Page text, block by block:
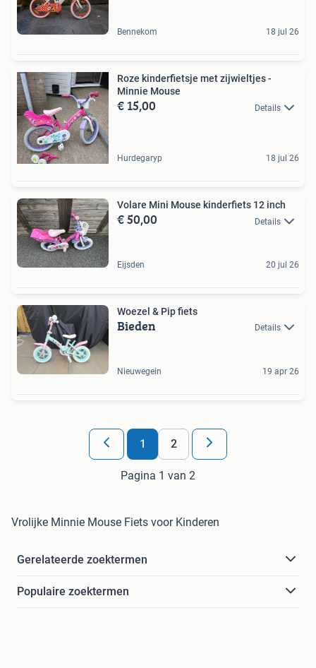
Bennekom 18 jul 26
Roze kinderfietsje met zijwieltjes -
Minnie Mouse
€ 15,00 Details
Hurdegaryp 18 jul 26
Volare Mini Mouse kinderfiets 12 inch
€ 50,00 Details
Eijsden 20 jul 26
Woezel & Pip fiets
Bieden Details
Nieuwegein 19 apr 26
1 2
Pagina 1 van 2
Vrolijke Minnie Mouse Fiets voor Kinderen
Gerelateerde zoektermen
Populaire zoektermen